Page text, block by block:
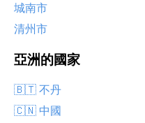
城南市
清州市
亞洲的國家
🇧🇹 不丹
🇨🇳 中國